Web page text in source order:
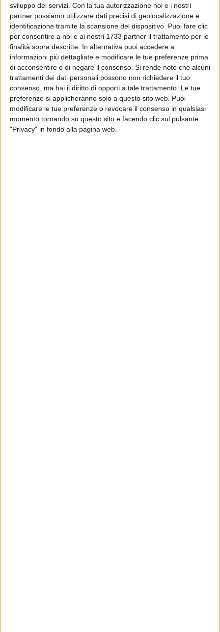
sviluppo dei servizi. Con la tua autorizzazione noi e i nostri
partner possiamo utilizzare dati precisi di geolocalizzazione e
identificazione tramite la scansione del dispositivo. Puoi fare clic
per consentire a noi e ai nostri 1733 partner il trattamento per le
finalità sopra descritte. In alternativa puoi accedere a
informazioni più dettagliate e modificare le tue preferenze prima
di acconsentire o di negare il consenso. Si rende noto che alcuni
trattamenti dei dati personali possono non richiedere il tuo
consenso, ma hai il diritto di opporti a tale trattamento. Le tue
preferenze si applicheranno solo a questo sito web. Puoi
modificare le tue preferenze o revocare il consenso in qualsiasi
momento tornando su questo sito e facendo clic sul pulsante
"Privacy" in fondo alla pagina web.
«Questa è una progettualità che parte da lontano,
precisamente dal 2018: adesso c'è l'avanzamento dei lavori
sui quattro siti interessati dagli interventi. Su alcuni sono
stati posizionati i ciottoli di base, quelli spigolosi e poi
verranno posizionati anche quelli tondeggianti per un
corretto ripascimento».
Una progettualità - ha proseguito Ferrante - «frutto di uno
studio dei moti meteo marini che hanno determinato nel
corso degli anni sicuramente un'erosione della costa. Oggi
finalmente si ha la possibilità di vedere un rimedio in quattro